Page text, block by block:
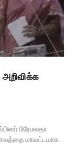
பிரேமலதா
மாவட்டமாக